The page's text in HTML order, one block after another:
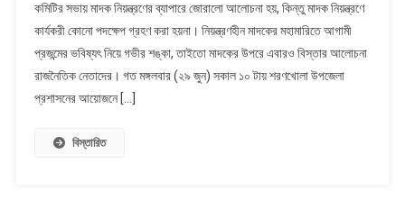
সংক্রান্ত
সভায়
আলোচনা
ঠিকই
কমিটির সভায় মাদক নিয়ন্ত্রণের ব্যাপারে জোরালো আলোচনা হয়, কিন্তু মাদক নিয়ন্ত্রণে
কার্যকরী কোনো পদক্ষেপ গ্রহণ করা হয়না। নিয়ন্ত্রণহীন মাদকের মহামারিতে আগামী
প্রজন্মের ভবিষ্যৎ নিয়ে গভীর শঙ্কা, তাইতো মাদকের উপরে এবারও বিস্তার আলোচনা
রাজনৈতিক নেতাদের। গত মঙ্গলবার (২৯ জুন) সকাল ১০ টায় শরণখোলা উপজেলা
প্রশাসনের আয়োজনে […]
বিস্তারিত